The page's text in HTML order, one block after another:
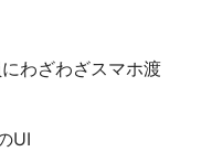
わざわざスマホ渡
UI